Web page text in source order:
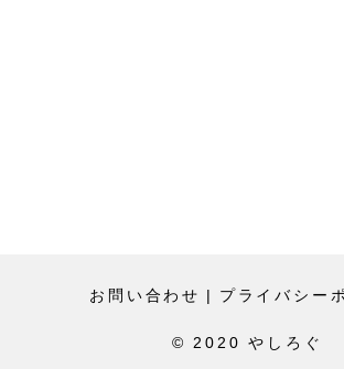
お問い合わせ | プライバシー
© 2020 やしろぐ